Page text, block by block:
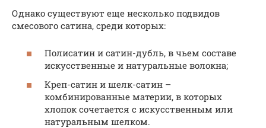
Однако существуют еще несколько подвидов
смесового сатина, среди которых:
Полисатин и сатин-дубль, в чьем составе
искусственные и натуральные волокна;
Креп-сатин и шелк-сатин –
комбинированные материи, в которых
хлопок сочетается с искусственным или
натуральным шелком.